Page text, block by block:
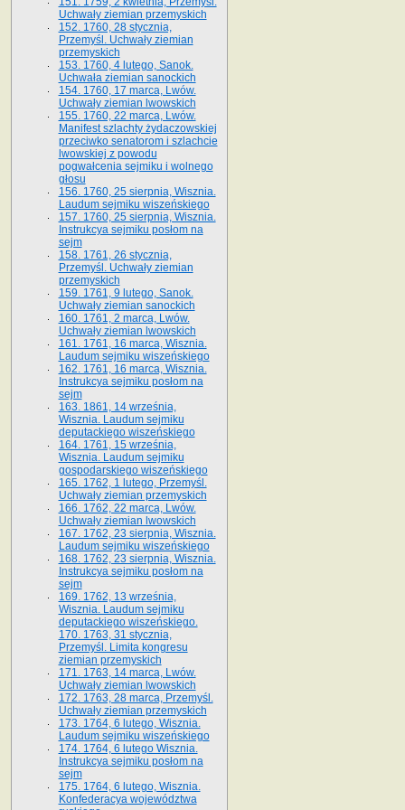
Uchwały ziemian przemyskich
152. 1760, 28 stycznia,
Przemyśl. Uchwały ziemian
przemyskich
153. 1760, 4 lutego, Sanok.
Uchwała ziemian sanockich
154. 1760, 17 marca, Lwów.
Uchwały ziemian lwowskich
155. 1760, 22 marca, Lwów.
Manifest szlachty żydaczowskiej
przeciwko senatorom i szlachcie
lwowskiej z po­wodu
pogwałcenia sejmiku i wolnego
głosu
156. 1760, 25 sierpnia, Wisznia.
Laudum sejmiku wiszeńskiego
157. 1760, 25 sierpnia, Wisznia.
Instrukcya sejmiku posłom na
sejm
158. 1761, 26 stycznia,
Przemyśl. Uchwały ziemian
przemyskich
159. 1761, 9 lutego, Sanok.
Uchwały ziemian sanockich
160. 1761, 2 marca, Lwów.
Uchwały ziemian lwowskich
161. 1761, 16 marca, Wisznia.
Laudum sejmiku wiszeńskiego
162. 1761, 16 marca, Wisznia.
Instrukcya sejmiku posłom na
sejm
163. 1861, 14 września,
Wisznia. Laudum sejmiku
deputackiego wiszeńskiego
164. 1761, 15 września,
Wisznia. Laudum sejmiku
gospodarskiego wiszeńskiego
165. 1762, 1 lutego, Przemyśl.
Uchwały ziemian przemyskich
166. 1762, 22 marca, Lwów.
Uchwały ziemian lwowskich
167. 1762, 23 sierpnia, Wisznia.
Laudum sejmiku wiszeńskiego
168. 1762, 23 sierpnia, Wisznia.
Instrukcya sejmiku posłom na
sejm
169. 1762, 13 września,
Wisznia. Laudum sejmiku
deputackiego wiszeńskiego.
170. 1763, 31 stycznia,
Przemyśl. Limita kongresu
ziemian przemyskich
171. 1763, 14 marca, Lwów.
Uchwały ziemian lwowskich
172. 1763, 28 marca, Przemyśl.
Uchwały ziemian przemyskich
173. 1764, 6 lutego, Wisznia.
Laudum sejmiku wiszeńskiego
174. 1764, 6 lutego Wisznia.
Instrukcya sejmiku posłom na
sejm
175. 1764, 6 lutego, Wisznia.
Konfederacya województwa